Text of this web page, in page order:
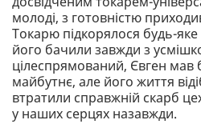
молоді, з готовністю
Токарю підкорялося будь-
його бачили завжди з
цілеспрямований, Євген мав
майбутнє, але його життя
втратили справжній скарб
у наших серцях назавжди.